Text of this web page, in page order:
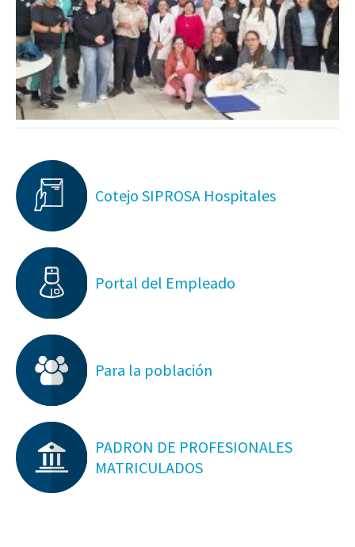
Cotejo SIPROSA Hospitales
Portal del Empleado
Para la población
PADRON DE PROFESIONALES
MATRICULADOS